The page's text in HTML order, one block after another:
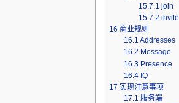
15.7.1 join
15.7.2 invite
16 商业规则
16.1 Addresses
16.2 Message
16.3 Presence
16.4 IQ
17 实现注意事项
17.1 服务端